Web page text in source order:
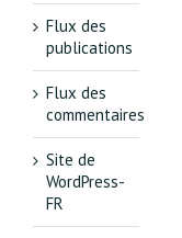
Flux des
publications
Flux des
commentaires
Site de
WordPress-
FR